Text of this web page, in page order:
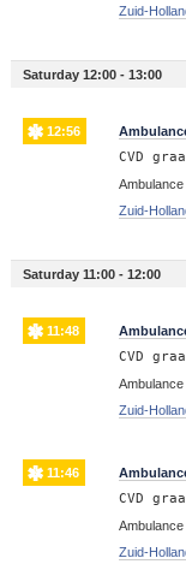
Zuid-
Saturday 12:00 - 13:00
12:56
CVD
Ambulance
Zuid-
Saturday 11:00 - 12:00
11:48
CVD
Ambulance
Zuid-
11:46
CVD
Ambulance
Zuid-